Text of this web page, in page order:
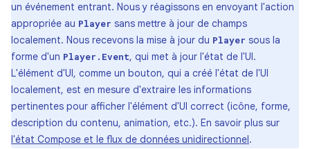
un événement entrant. Nous y réagissons en envoyant l'action
appropriée au Player sans mettre à jour de champs
localement. Nous recevons la mise à jour du Player sous la
forme d'un Player.Event, qui met à jour l'état de l'UI.
L'élément d'UI, comme un bouton, qui a créé l'état de l'UI
localement, est en mesure d'extraire les informations
pertinentes pour afficher l'élément d'UI correct (icône, forme,
description du contenu, animation, etc.). En savoir plus sur
l'état Compose et le flux de données unidirectionnel.